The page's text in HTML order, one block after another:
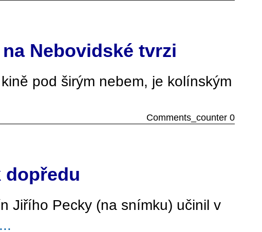
Nebovidské tvrzi
pod širým nebem, je kolínským
Comments_counter 0
dopředu
Jiřího Pecky (na snímku) učinil v
...